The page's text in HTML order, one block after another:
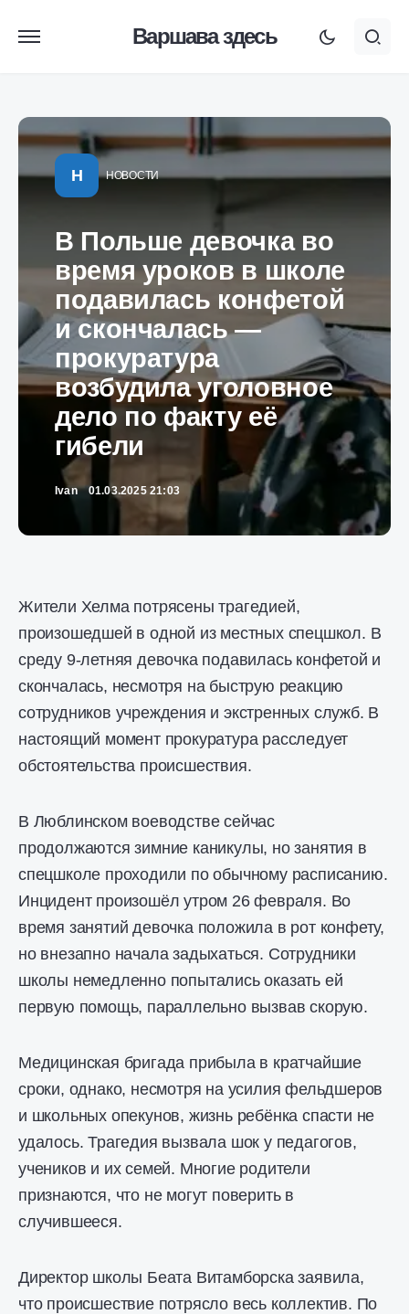
Варшава здесь
Н НОВОСТИ
В Польше девочка во
время уроков в школе
подавилась конфетой
и скончалась —
прокуратура
возбудила уголовное
дело по факту её
гибели
Ivan 01.03.2025 21:03
Жители Хелма потрясены трагедией,
произошедшей в одной из местных спецшкол. В
среду 9-летняя девочка подавилась конфетой и
скончалась, несмотря на быструю реакцию
сотрудников учреждения и экстренных служб. В
настоящий момент прокуратура расследует
обстоятельства происшествия.
В Люблинском воеводстве сейчас
продолжаются зимние каникулы, но занятия в
спецшколе проходили по обычному расписанию.
Инцидент произошёл утром 26 февраля. Во
время занятий девочка положила в рот конфету,
но внезапно начала задыхаться. Сотрудники
школы немедленно попытались оказать ей
первую помощь, параллельно вызвав скорую.
Медицинская бригада прибыла в кратчайшие
сроки, однако, несмотря на усилия фельдшеров
и школьных опекунов, жизнь ребёнка спасти не
удалось. Трагедия вызвала шок у педагогов,
учеников и их семей. Многие родители
признаются, что не могут поверить в
случившееся.
Директор школы Беата Витамборска заявила,
что происшествие потрясло весь коллектив. По